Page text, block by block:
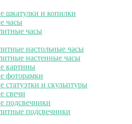
шкатулки и копилки
часы
часы
настольные часы
настенные часы
картины
фоторамки
статуэтки и скульптуры
свечи
подсвечники
подсвечники